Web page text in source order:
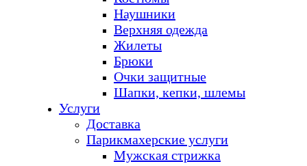
Наушники
Верхняя одежда
Жилеты
Брюки
Очки защитные
Шапки, кепки, шлемы
Услуги
Доставка
Парикмахерские услуги
Мужская стрижка